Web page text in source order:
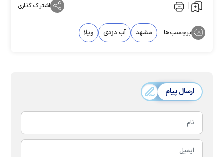
اشتراک گذاری
برچسب‌ها: مشهد آب دزدی ویلا‌
ارسال پیام